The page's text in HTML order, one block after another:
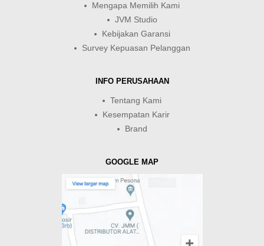
Mengapa Memilih Kami
JVM Studio
Kebijakan Garansi
Survey Kepuasan Pelanggan
INFO PERUSAHAAN
Tentang Kami
Kesempatan Karir
Brand
GOOGLE MAP